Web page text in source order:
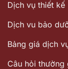
Dịch vụ thiết kế
Dịch vu bảo
Bảng giá dịch
Câu hỏi thường